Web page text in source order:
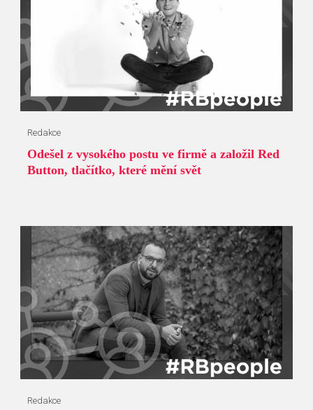
Redakce
Odešel z vysokého postu ve firmě a založil Red
Button, tlačítko, které mění svět
Redakce